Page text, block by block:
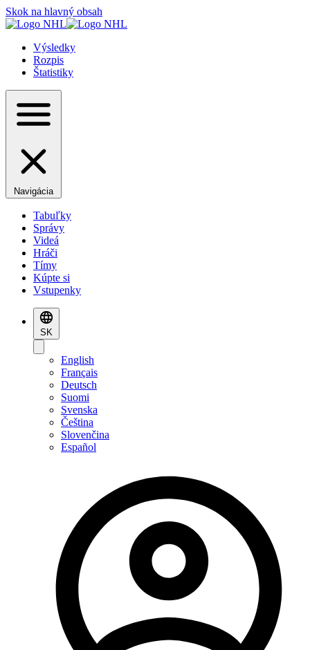
Skok na hlavný obsah
Výsledky
Rozpis
Štatistiky
Navigácia
Tabuľky
Správy
Videá
Hráči
Tímy
Kúpte si
Vstupenky
SK
English
Français
Deutsch
Suomi
Svenska
Čeština
Slovenčina
Español